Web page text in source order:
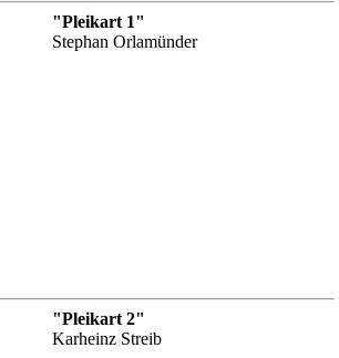
"Pleikart 1"
Stephan Orlamünder
"Pleikart 2"
Karheinz Streib